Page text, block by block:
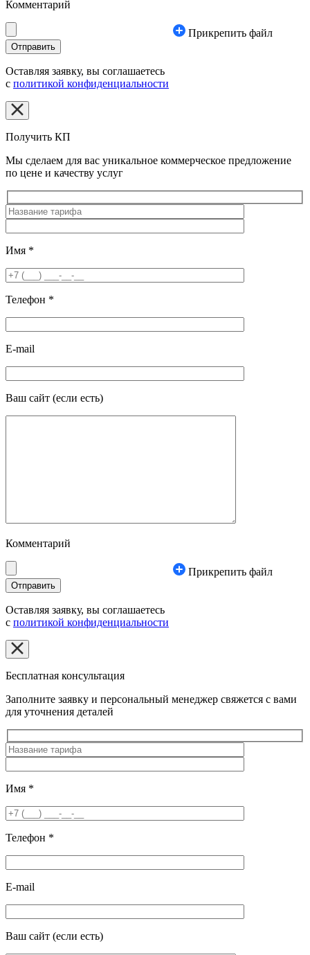
Комментарий
Прикрепить файл
Оставляя заявку, вы соглашаетесь
с политикой конфиденциальности
Получить КП
Мы сделаем для вас уникальное коммерческое предложение
по цене и качеству услуг
Имя *
Телефон *
E-mail
Ваш сайт (если есть)
Комментарий
Прикрепить файл
Оставляя заявку, вы соглашаетесь
с политикой конфиденциальности
Бесплатная консультация
Заполните заявку и персональный менеджер свяжется с вами
для уточнения деталей
Имя *
Телефон *
E-mail
Ваш сайт (если есть)